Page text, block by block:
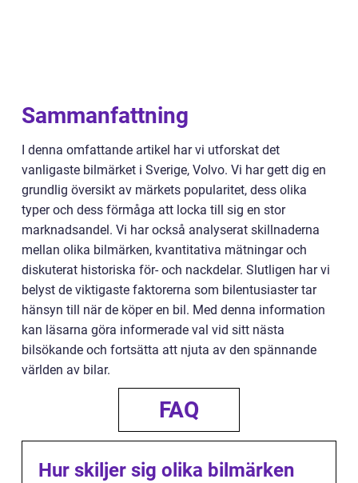
Sammanfattning
I denna omfattande artikel har vi utforskat det
vanligaste bilmärket i Sverige, Volvo. Vi har gett dig en
grundlig översikt av märkets popularitet, dess olika
typer och dess förmåga att locka till sig en stor
marknadsandel. Vi har också analyserat skillnaderna
mellan olika bilmärken, kvantitativa mätningar och
diskuterat historiska för- och nackdelar. Slutligen har vi
belyst de viktigaste faktorerna som bilentusiaster tar
hänsyn till när de köper en bil. Med denna information
kan läsarna göra informerade val vid sitt nästa
bilsökande och fortsätta att njuta av den spännande
världen av bilar.
FAQ
Hur skiljer sig olika bilmärken